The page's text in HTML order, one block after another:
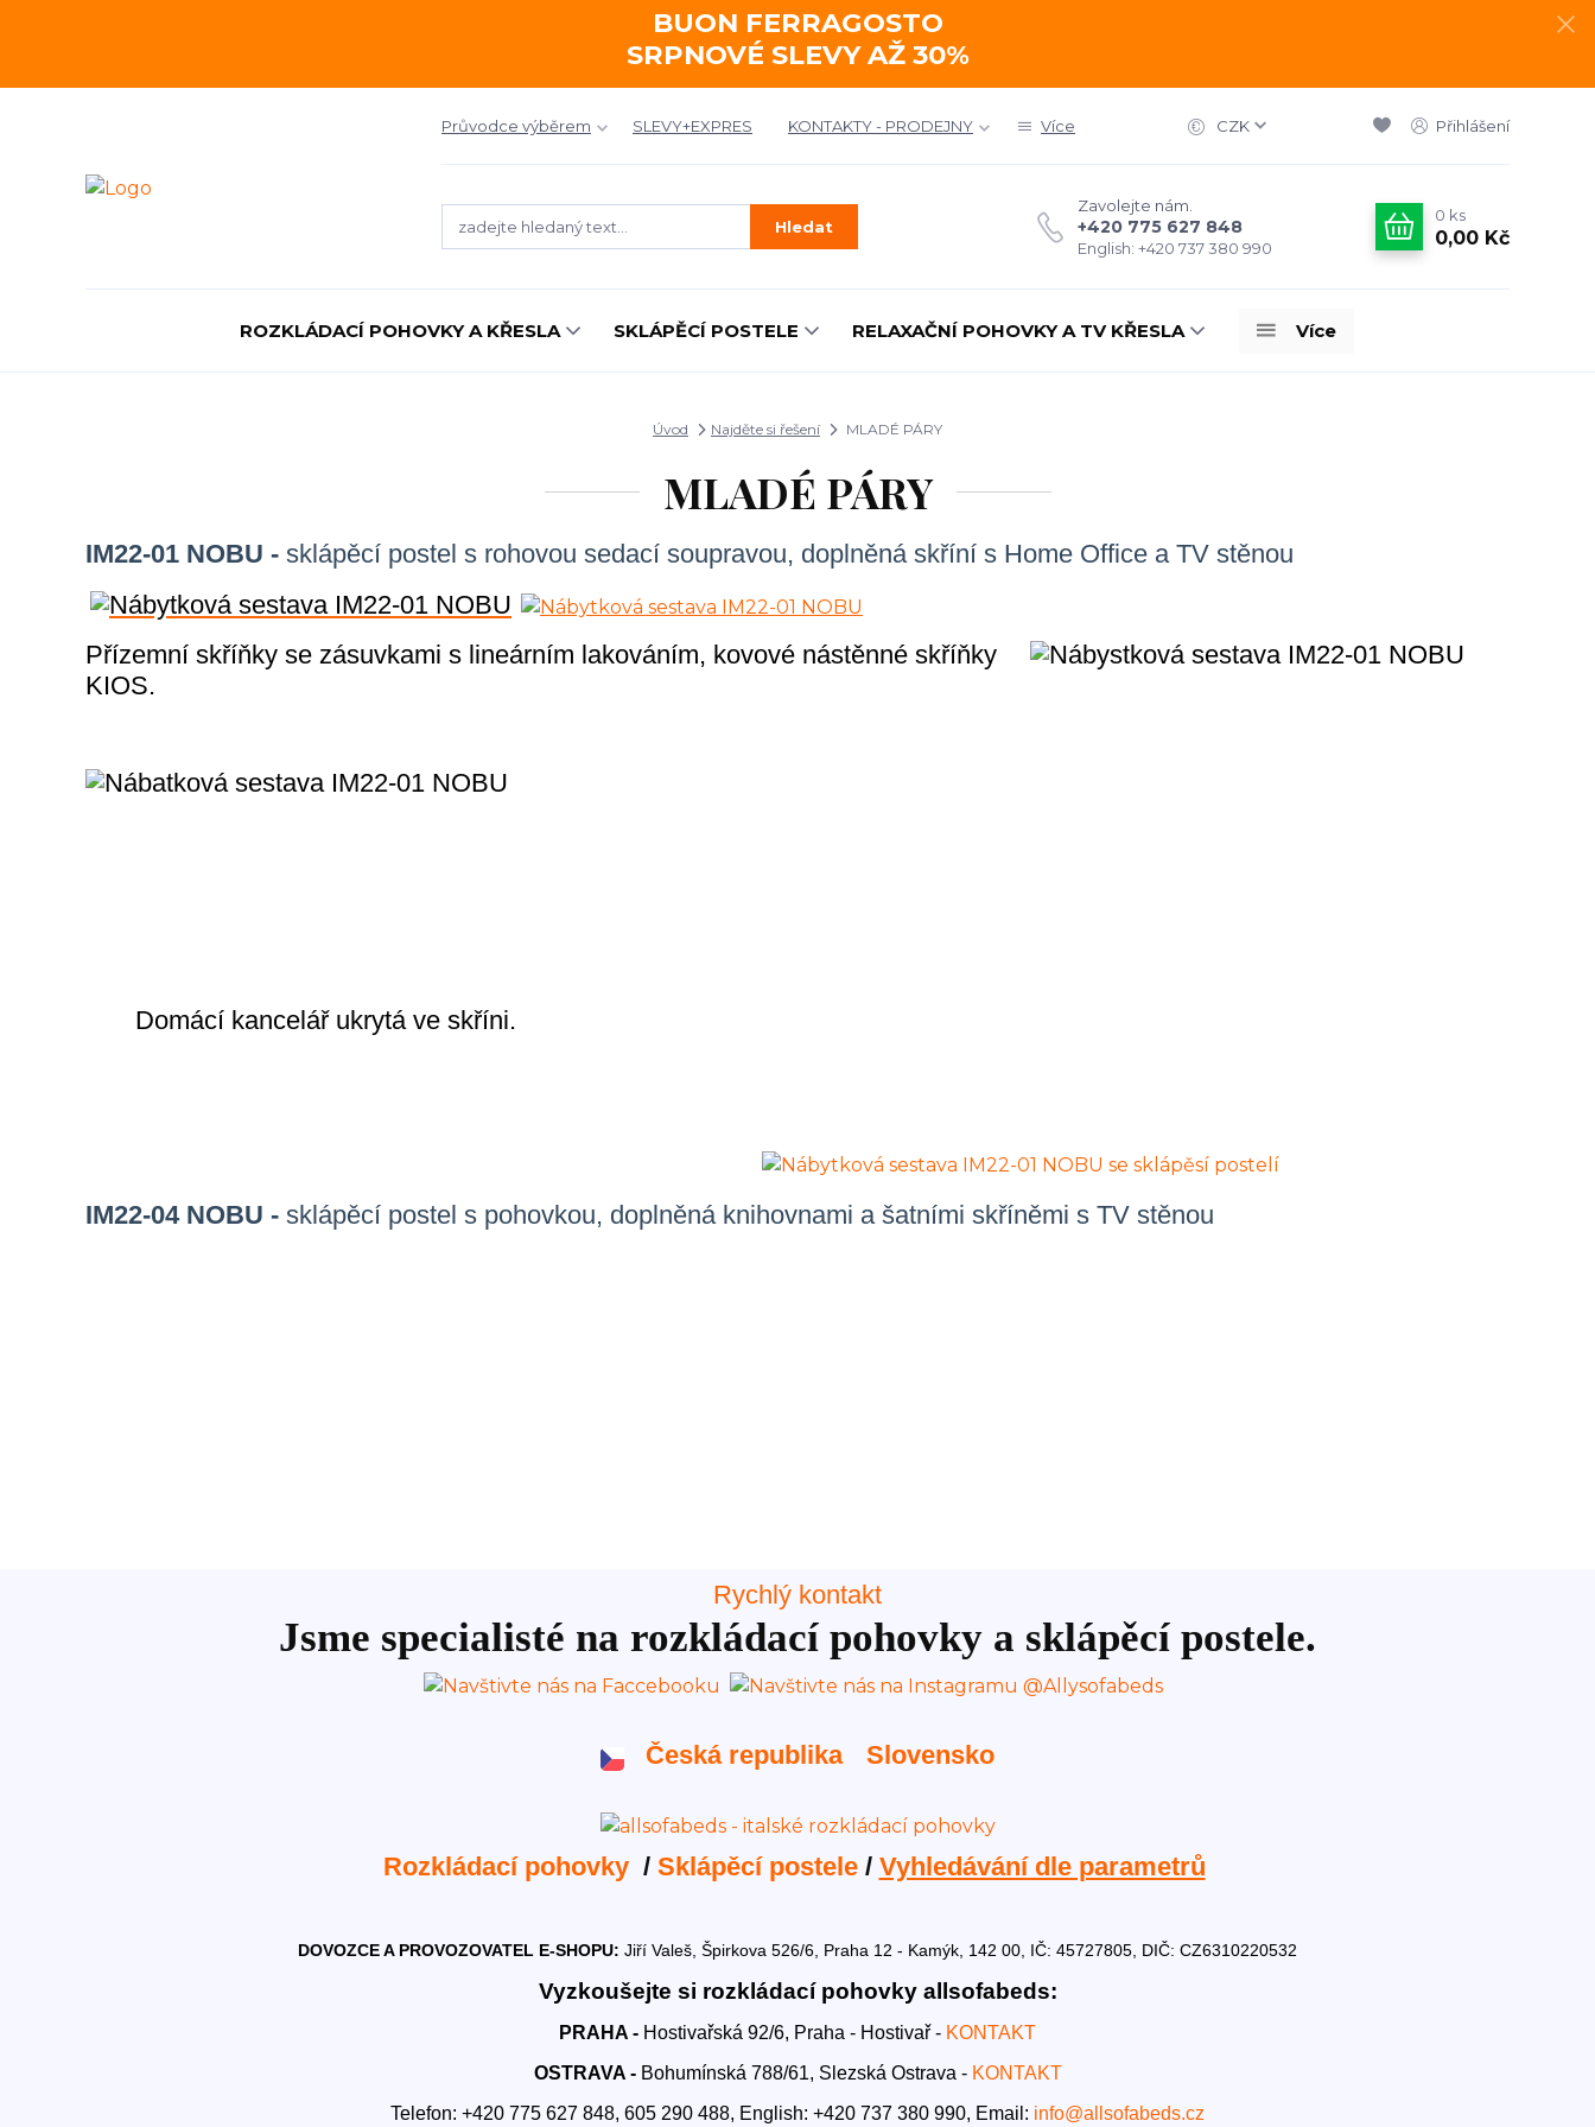
BUON FERRAGOSTO
SRPNOVÉ SLEVY AŽ 30%
Průvodce výběrem SLEVY+EXPRES KONTAKTY - PRODEJNY Více CZK Přihlášení
Hledat
Zavolejte nám.
+420 775 627 848
English: +420 737 380 990
0 ks
0,00 Kč
ROZKLÁDACÍ POHOVKY A KŘESLA SKLÁPĚCÍ POSTELE RELAXAČNÍ POHOVKY A TV KŘESLA Více
Úvod Najděte si řešení MLADÉ PÁRY
MLADÉ PÁRY
IM22-01 NOBU - sklápěcí postel s rohovou sedací soupravou, doplněná skříní s Home Office a TV stěnou
Přízemní skříňky se zásuvkami s lineárním lakováním, kovové nástěnné skříňky
KIOS.
Domácí kancelář ukrytá ve skříni.
IM22-04 NOBU - sklápěcí postel s pohovkou, doplněná knihovnami a šatními skříněmi s TV stěnou
Rychlý kontakt
Jsme specialisté na rozkládací pohovky a sklápěcí postele.
Česká republika Slovensko
Rozkládací pohovky / Sklápěcí postele/ Vyhledávání dle parametrů
DOVOZCE A PROVOZOVATEL E-SHOPU: Jiří Valeš, Špirkova 526/6, Praha 12 - Kamýk, 142 00, IČ: 45727805, DIČ: CZ6310220532
Vyzkoušejte si rozkládací pohovky allsofabeds:
PRAHA - Hostivařská 92/6, Praha - Hostivař - KONTAKT
OSTRAVA - Bohumínská 788/61, Slezská Ostrava - KONTAKT
Telefon: +420 775 627 848, 605 290 488, English: +420 737 380 990, Email: info@allsofabeds.cz